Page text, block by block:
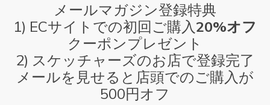
メールマガジン登録特典
1) ECサイトでの初回ご購入20%オフ
クーポンプレゼント
2) スケッチャーズのお店で登録完了
メールを見せると店頭でのご購入が
500円オフ